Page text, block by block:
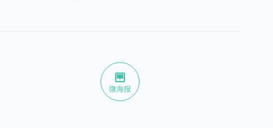
微海报